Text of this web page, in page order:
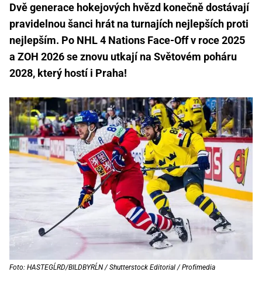
Dvě generace hokejových hvězd konečně dostávají
pravidelnou šanci hrát na turnajích nejlepších proti
nejlepším. Po NHL 4 Nations Face-Off v roce 2025
a ZOH 2026 se znovu utkají na Světovém poháru
2028, který hostí i Praha!
Foto: HASTEGĹRD/BILDBYRĹN / Shutterstock Editorial / Profimedia